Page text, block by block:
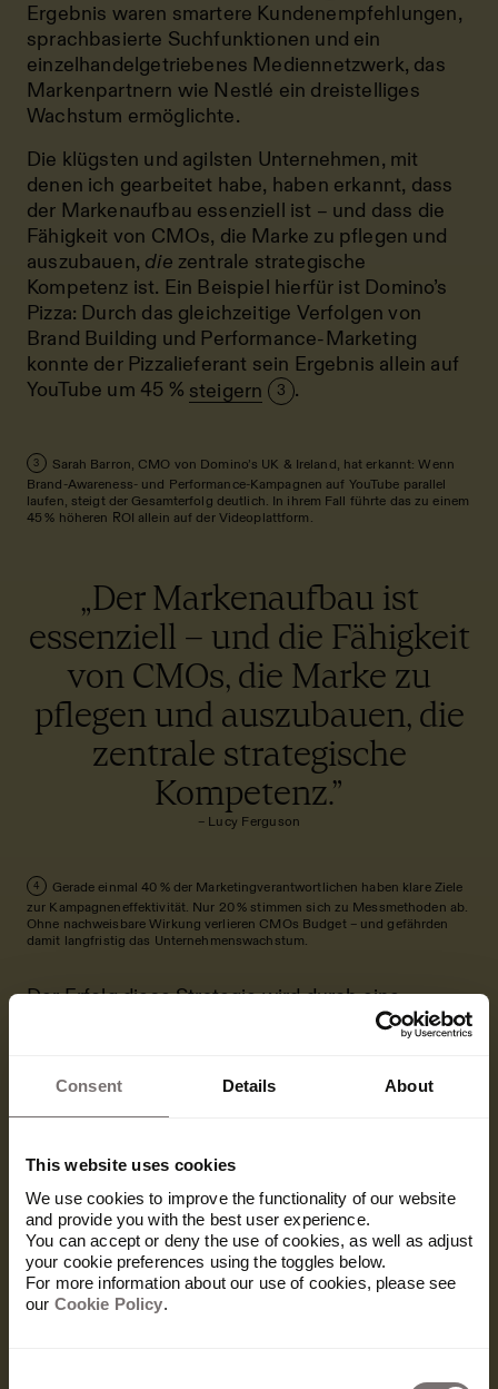
Consent Details About
This website uses cookies
We use cookies to improve the functionality of our website
and provide you with the best user experience.
You can accept or deny the use of cookies, as well as adjust
your cookie preferences using the toggles below.
For more information about our use of cookies, please see
our Cookie Policy.
Ergebnis waren smartere Kundenempfehlungen,
sprachbasierte Suchfunktionen und ein
einzelhandelgetriebenes Mediennetzwerk, das
Markenpartnern wie Nestlé ein dreistelliges
Wachstum ermöglichte.
Die klügsten und agilsten Unternehmen, mit
denen ich gearbeitet habe, haben erkannt, dass
der Markenaufbau essenziell ist – und dass die
Fähigkeit von CMOs, die Marke zu pflegen und
auszubauen, die zentrale strategische
Kompetenz ist. Ein Beispiel hierfür ist Domino’s
Pizza: Durch das gleichzeitige Verfolgen von
Brand Building und Performance-Marketing
konnte der Pizzalieferant sein Ergebnis allein auf
YouTube um 45 % steigern 3 .
3
Sarah Barron, CMO von Domino’s UK & Ireland, hat erkannt: Wenn
Brand-Awareness- und Performance-Kampagnen auf YouTube parallel
laufen, steigt der Gesamterfolg deutlich. In ihrem Fall führte das zu einem
45 % höheren ROI allein auf der Videoplattform.
„Der Markenaufbau ist
essenziell – und die Fähigkeit
von CMOs, die Marke zu
pflegen und auszubauen, die
zentrale strategische
Kompetenz.”
– Lucy Ferguson
4
Gerade einmal 40 % der Marketingverantwortlichen haben klare Ziele
zur Kampagneneffektivität. Nur 20 % stimmen sich zu Messmethoden ab.
Ohne nachweisbare Wirkung verlieren CMOs Budget – und gefährden
damit langfristig das Unternehmenswachstum.
Der Erfolg diese Strategie wird durch eine
von Google
höchsten ist, wenn 40 bis 60 % des
Marketingbudgets in den Markenaufbau fließen
zufolge resistenter gegen Preiserhöhungen. Ist
der Markenwert hoch, können Unternehmen bis
zu doppelt so hohe Preise verlangen.
Unternehmen, die auch in wirtschaftlich
schwierigen Zeiten, weiter in den Aufbau ihrer
Marke investieren, erholen sich schneller und